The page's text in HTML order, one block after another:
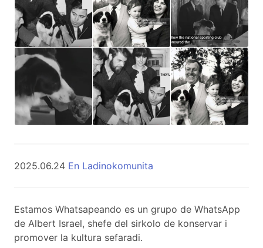
2025.06.24 En Ladinokomunita
Estamos Whatsapeando es un grupo de WhatsApp
de Albert Israel, shefe del sirkolo de konservar i
promover la kultura sefaradi.